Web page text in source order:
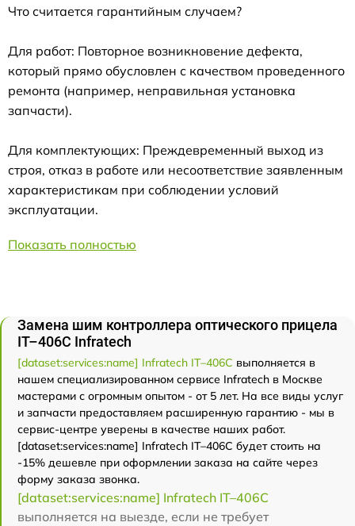
Что считается гарантийным случаем?
Для работ: Повторное возникновение дефекта,
который прямо обусловлен с качеством проведенного
ремонта (например, неправильная установка
запчасти).
Для комплектующих: Преждевременный выход из
строя, отказ в работе или несоответствие заявленным
характеристикам при соблюдении условий
эксплуатации.
Показать полностью
Замена шим контроллера оптического прицела
IT–406С Infratech
[dataset:services:name] Infratech IT–406С выполняется в
нашем специализированном сервисе Infratech в Москве
мастерами с огромным опытом - от 5 лет. На все виды услуг
и запчасти предоставляем расширенную гарантию - мы в
сервис-центре уверены в качестве наших работ.
[dataset:services:name] Infratech IT–406С будет стоить на
-15% дешевле при оформлении заказа на сайте через
форму заказа звонка.
[dataset:services:name] Infratech IT–406С
выполняется на выезде, если не требует